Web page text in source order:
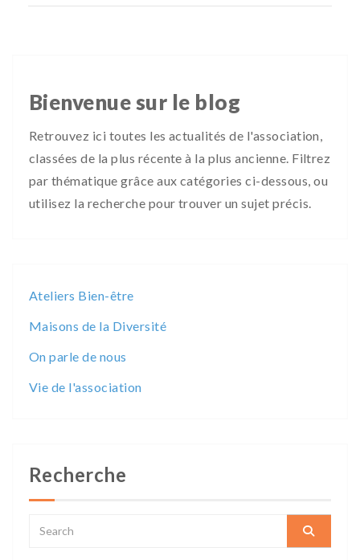
Bienvenue sur le blog
Retrouvez ici toutes les actualités de l'association,
classées de la plus récente à la plus ancienne. Filtrez
par thématique grâce aux catégories ci-dessous, ou
utilisez la recherche pour trouver un sujet précis.
Ateliers Bien-être
Maisons de la Diversité
On parle de nous
Vie de l'association
Recherche